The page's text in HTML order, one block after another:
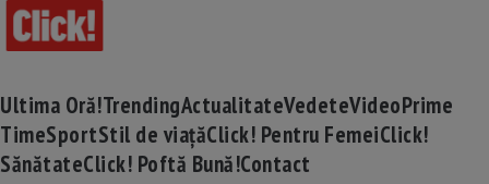
Ultima Oră!TrendingActualitateVedeteVideoPrime
TimeSportStil de viațăClick! Pentru FemeiClick!
SănătateClick! Poftă Bună!Contact